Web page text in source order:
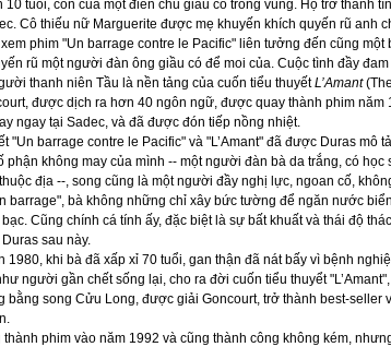
tuổi, con của một điền chủ giầu có trong vùng. Họ trở thành
Cô thiếu nữ Marguerite được mẹ khuyến khích quyến rũ anh
phim "Un barrage contre le Pacific" liên tưởng đến cũng một
rũ một người đàn ông giầu có để moi của. Cuộc tình đầy
thanh niên Tầu là nền tảng của cuốn tiểu thuyếtL’Amant
được dịch ra hơn 40 ngôn ngữ, được quay thành phim năm
ngay tại Sadec, và đã được đón tiếp nồng nhiệt.
"Un barrage contre le Pacific" và "L’Amant" đã được Duras mô
phận không may của mình -- một người đàn bà da trắng, có học
địa --, song cũng là một người đầy nghị lực, ngoan cố,
barrage", bà không những chỉ xây bức tường để ngăn nước
Cũng chính cá tính ấy, đặc biệt là sự bất khuất và thái độ
sau này.
khi bà đã xấp xỉ 70 tuổi, gan thận đã nát bấy vì bệnh
người gần chết sống lại, cho ra đời cuốn tiểu thuyểt
bằng song Cửu Long, được giải Goncourt, trở thành best-seller
phim vào năm 1992 và cũng thành công không kém,